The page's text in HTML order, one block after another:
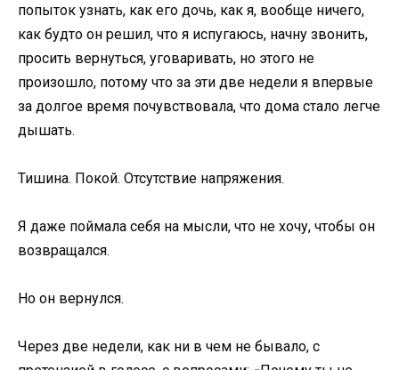
попыток узнать, как его дочь, как я, вообще ничего,
как будто он решил, что я испугаюсь, начну звонить,
просить вернуться, уговаривать, но этого не
произошло, потому что за эти две недели я впервые
за долгое время почувствовала, что дома стало легче
дышать.
Тишина. Покой. Отсутствие напряжения.
Я даже поймала себя на мысли, что не хочу, чтобы он
возвращался.
Но он вернулся.
Через две недели, как ни в чем не бывало, с